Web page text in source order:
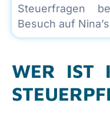
Steuerfragen
Besuch auf
WER IST